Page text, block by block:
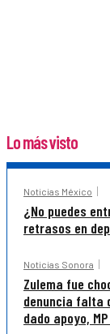
Lo más visto
Noticias México
¿No puedes
retrasos en
Noticias Sonora
Zulema fue
denuncia falta
dado apoyo,